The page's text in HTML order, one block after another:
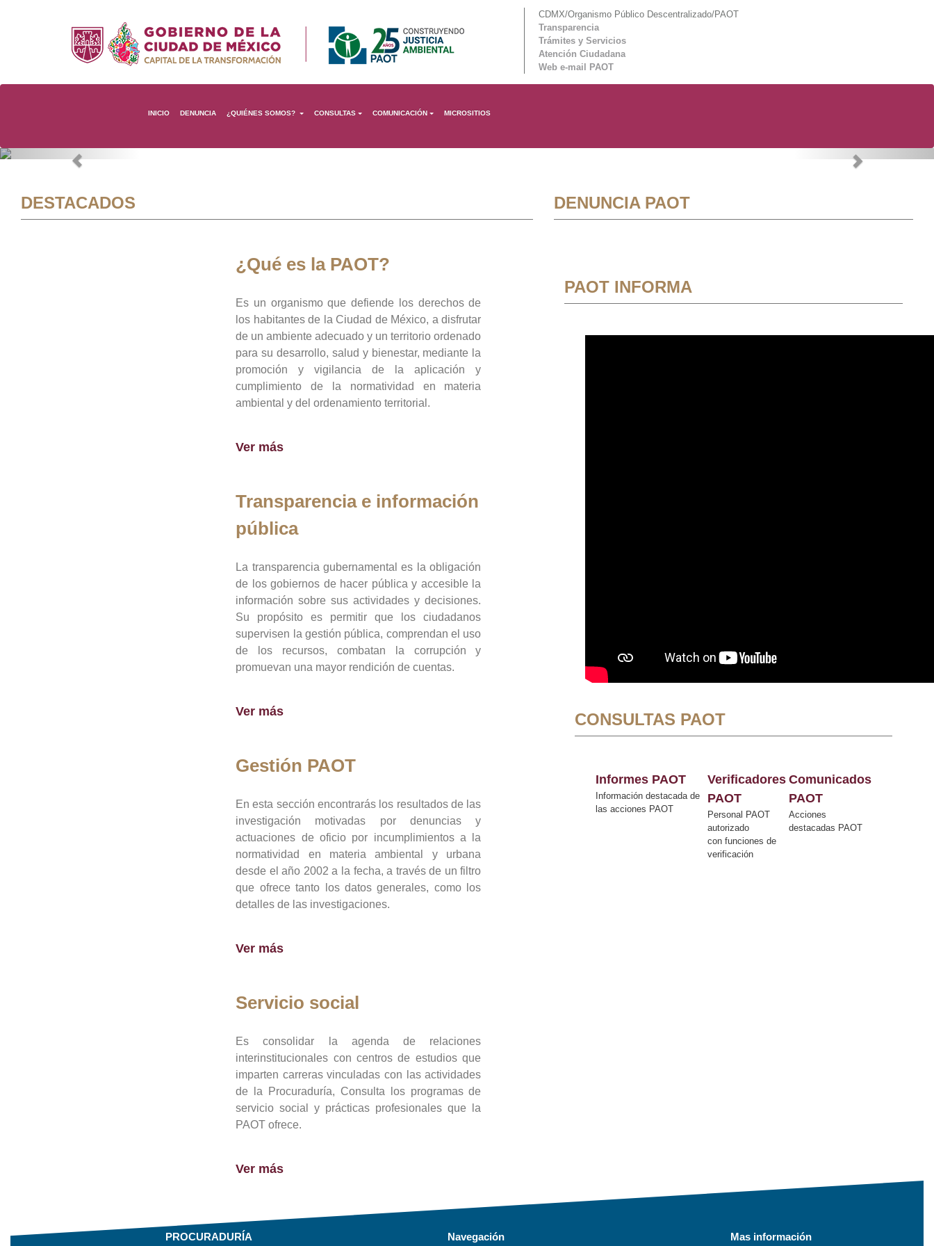
CDMX/Organismo Público Descentralizado/PAOT
Transparencia
Trámites y Servicios
Atención Ciudadana
Web e-mail PAOT
INICIO DENUNCIA ¿QUIÉNES SOMOS? CONSULTAS COMUNICACIÓN MICROSITIOS
Previous Next
DESTACADOS
¿Qué es la PAOT?
Es un organismo que defiende los derechos de
los habitantes de la Ciudad de México, a disfrutar
de un ambiente adecuado y un territorio ordenado
para su desarrollo, salud y bienestar, mediante la
promoción y vigilancia de la aplicación y
cumplimiento de la normatividad en materia
ambiental y del ordenamiento territorial.
Ver más
Transparencia e información
pública
La transparencia gubernamental es la obligación
de los gobiernos de hacer pública y accesible la
información sobre sus actividades y decisiones.
Su propósito es permitir que los ciudadanos
supervisen la gestión pública, comprendan el uso
de los recursos, combatan la corrupción y
promuevan una mayor rendición de cuentas.
Ver más
Gestión PAOT
En esta sección encontrarás los resultados de las
investigación motivadas por denuncias y
actuaciones de oficio por incumplimientos a la
normatividad en materia ambiental y urbana
desde el año 2002 a la fecha, a través de un filtro
que ofrece tanto los datos generales, como los
detalles de las investigaciones.
Ver más
Servicio social
Es consolidar la agenda de relaciones
interinstitucionales con centros de estudios que
imparten carreras vinculadas con las actividades
de la Procuraduría, Consulta los programas de
servicio social y prácticas profesionales que la
PAOT ofrece.
Ver más
DENUNCIA PAOT
PAOT INFORMA
CONSULTAS PAOT
Informes PAOT
Información destacada de
las acciones PAOT
Verificadores
PAOT
Personal PAOT
autorizado
con funciones de
verificación
Comunicados
PAOT
Acciones
destacadas PAOT
PROCURADURÍA Navegación Mas información